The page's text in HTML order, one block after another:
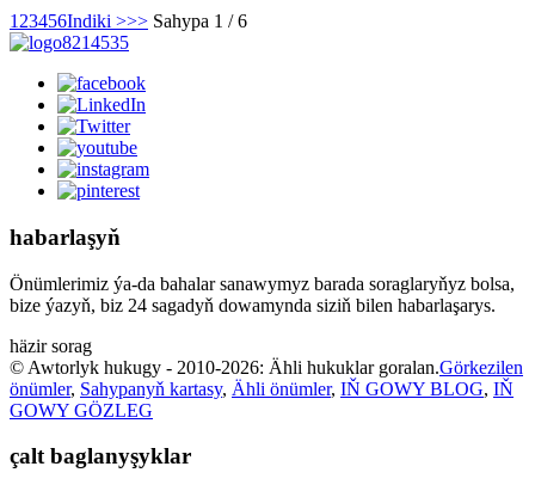
1 23456Indiki >>> Sahypa 1 / 6
habarlaşyň
Önümlerimiz ýa-da bahalar sanawymyz barada soraglaryňyz bolsa,
bize ýazyň, biz 24 sagadyň dowamynda siziň bilen habarlaşarys.
häzir sorag
© Awtorlyk hukugy - 2010-2026: Ähli hukuklar goralan.Görkezilen
önümler, Sahypanyň kartasy, Ähli önümler, IŇ GOWY BLOG, IŇ
GOWY GÖZLEG
çalt baglanyşyklar